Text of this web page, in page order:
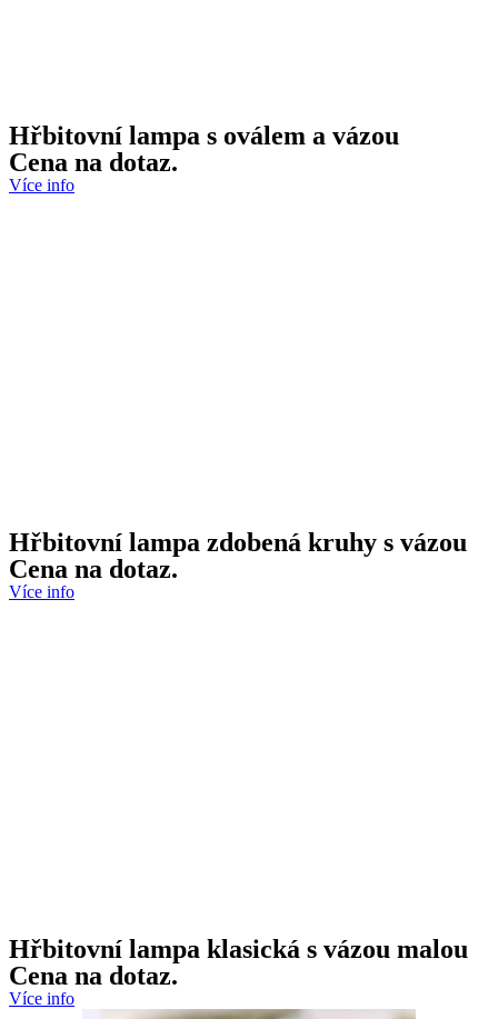
Hřbitovní lampa s oválem a vázou
Cena na dotaz.
Více info
Hřbitovní lampa zdobená kruhy s vázou
Cena na dotaz.
Více info
Hřbitovní lampa klasická s vázou malou
Cena na dotaz.
Více info